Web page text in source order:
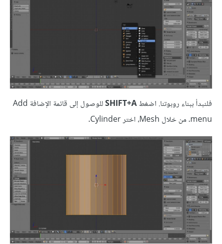
فلنبدأ ببناء روبوتنا. اضغطSHIFT+A
للوصول إلى قائمة الإضافة Add
menu. من خلال Mesh، اختر Cylinder.